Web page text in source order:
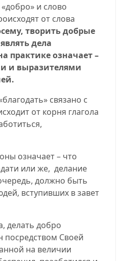
и слово
от слова
творить добрые
дела
практике означает –
и выразителями
связано с
от корня глагола
означает – что
или же, делание
должно быть
вступивших в завет
делать добро
посредством Своей
на величии